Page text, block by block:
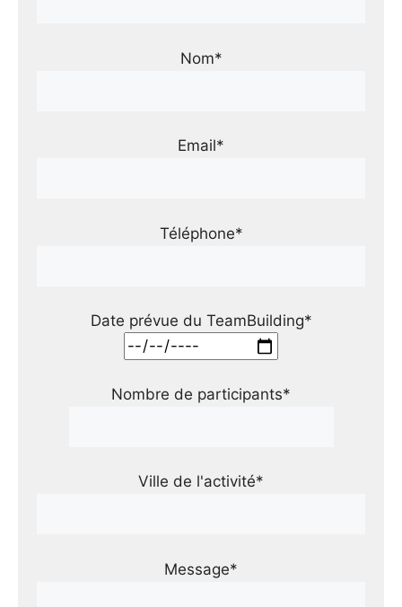
Nom*
Email*
Téléphone*
Date prévue du TeamBuilding*
Nombre de participants*
Ville de l'activité*
Message*